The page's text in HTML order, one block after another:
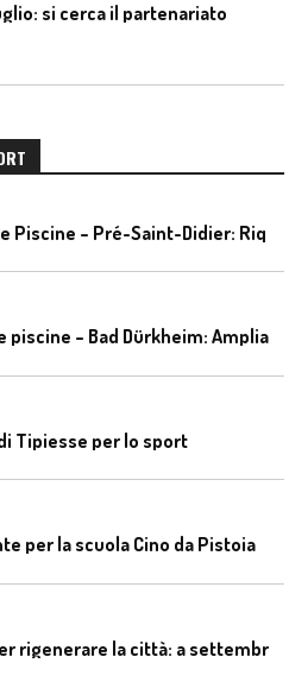
si cerca il partenariato
Tipiesse per lo sport
per la scuola Cino da Pistoia